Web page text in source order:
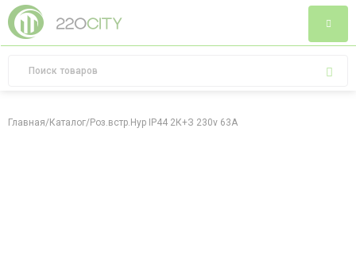
Главная/Каталог/Роз.встр.Hyp IP44 2К+З 230v 63А